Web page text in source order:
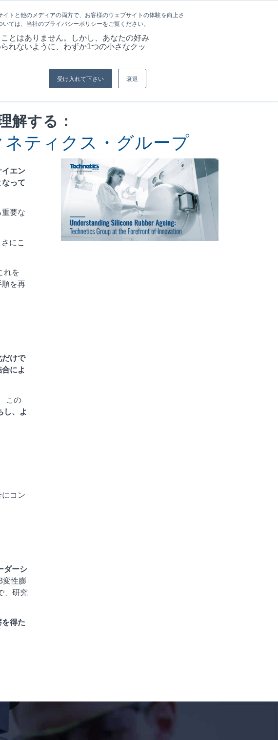
トと他のメディアの両方で、お客様のウェブサイトの体験を向上さ
ては、当社のプライバシーポリシーをご覧ください。
とはありません。しかし、あなたの好み
れないように、わずか1つの小さなクッ
受け入れて下さい 衰退
アプリケーション 当社の強み
解する：
ティクス・グループ
イエン
って
要な
にこ
れを
順を再
だけで
によ
この
し、よ
コン
ダーシ
変性膨
、研究
得た